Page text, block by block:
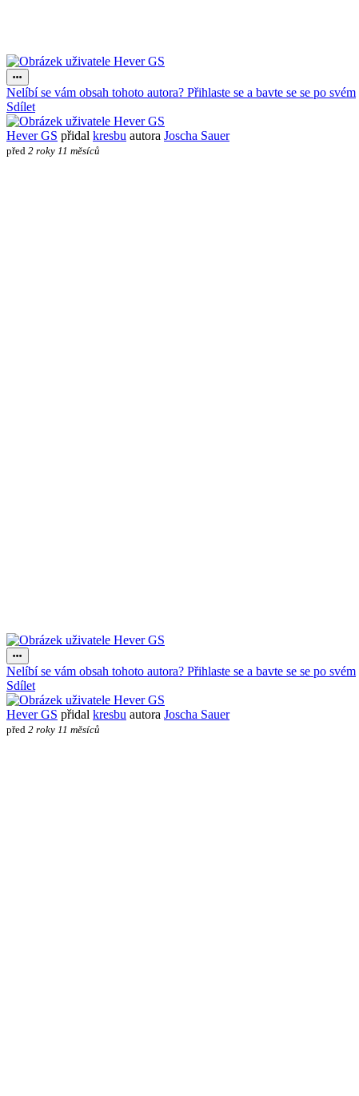
Nelíbí se vám obsah tohoto autora? Přihlaste se a bavte se se po svém
Sdílet
Hever GS přidal kresbu autora Joscha Sauer
před 2 roky 11 měsíců
Nelíbí se vám obsah tohoto autora? Přihlaste se a bavte se se po svém
Sdílet
Hever GS přidal kresbu autora Joscha Sauer
před 2 roky 11 měsíců